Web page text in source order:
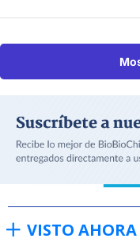
VISTO AHORA